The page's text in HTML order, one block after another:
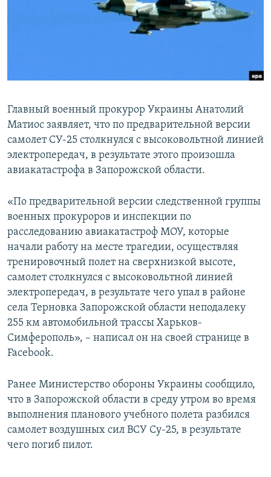
ПОБЕДИТЕЛЕЙ НЕ СУДЯТ?
Главный военный прокурор Украины Анатолий
Матиос заявляет, что по предварительной версии
самолет СУ-25 столкнулся с высоковольтной линией
электропередач, в результате этого произошла
авиакатастрофа в Запорожской области.
«По предварительной версии следственной группы
военных прокуроров и инспекции по
расследованию авиакатастроф МОУ, которые
начали работу на месте трагедии, осуществляя
тренировочный полет на сверхнизкой высоте,
самолет столкнулся с высоковольтной линией
электропередач, в результате чего упал в районе
села Терновка Запорожской области неподалеку
255 км автомобильной трассы Харьков-
Симферополь», – написал он на своей странице в
Facebook.
Ранее Министерство обороны Украины сообщило,
что в Запорожской области в среду утром во время
выполнения планового учебного полета разбился
самолет воздушных сил ВСУ Су-25, в результате
чего погиб пилот.